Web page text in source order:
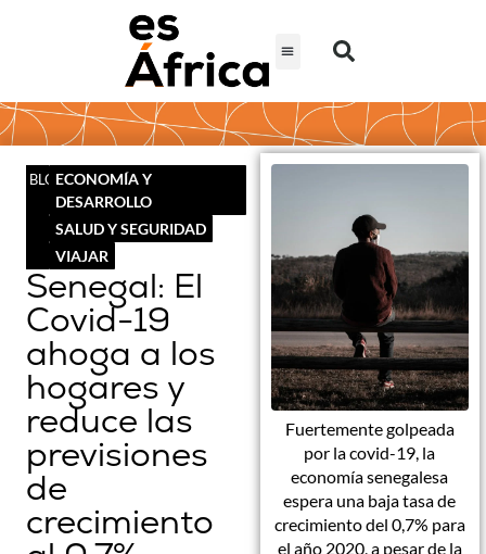
BLOGECONOMÍA Y
DESARROLLO
SALUD Y SEGURIDAD
VIAJAR
Senegal: El
Covid-19
ahoga a los
hogares y
reduce las
previsiones
de
crecimiento
Fuertemente golpeada
por la covid-19, la
economía senegalesa
espera una baja tasa de
crecimiento del 0,7% para
el año 2020, a pesar de la